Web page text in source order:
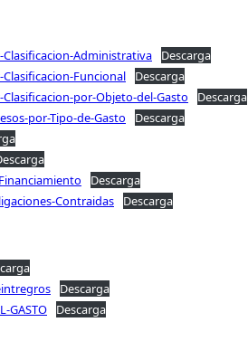
Administrativa
Descarga
Funcional
Descarga
por-Objeto-del-Gasto
Descarga
por-Tipo-de-Gasto
Descarga
Descarga
Contraidas
Descarga
Descarga
GASTO
Descarga